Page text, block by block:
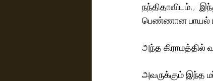
நந்திதாவிடம்,,
பெண்ணான பாயல்
அந்த கிராமத்தில்
அவருக்கும் இந்த